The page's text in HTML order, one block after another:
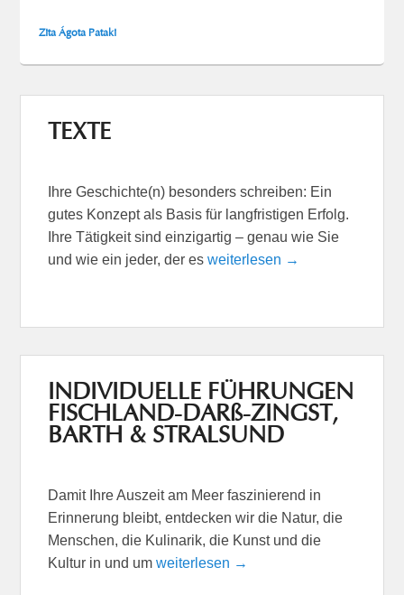
Zita Ágota Pataki
TEXTE
Ihre Geschichte(n) besonders schreiben: Ein
gutes Konzept als Basis für langfristigen Erfolg.
Ihre Tätigkeit sind einzigartig – genau wie Sie
und wie ein jeder, der esweiterlesen →
INDIVIDUELLE FÜHRUNGEN
FISCHLAND-DARß-ZINGST,
BARTH & STRALSUND
Damit Ihre Auszeit am Meer faszinierend in
Erinnerung bleibt, entdecken wir die Natur, die
Menschen, die Kulinarik, die Kunst und die
Kultur in und umweiterlesen →